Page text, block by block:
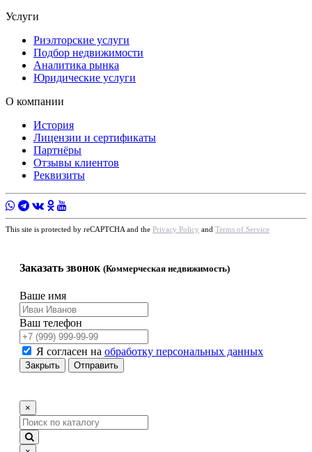
Услуги
Риэлторские услуги
Подбор недвижимости
Аналитика рынка
Юридические услуги
О компании
История
Лицензии и сертификаты
Партнёры
Отзывы клиентов
Реквизиты
This site is protected by reCAPTCHA and the Privacy Policy and Terms of Service
Заказать звонок (Коммерческая недвижимость)
Ваше имя
Ваш телефон
Я согласен на обработку персональных данных
Закрыть Отправить
×